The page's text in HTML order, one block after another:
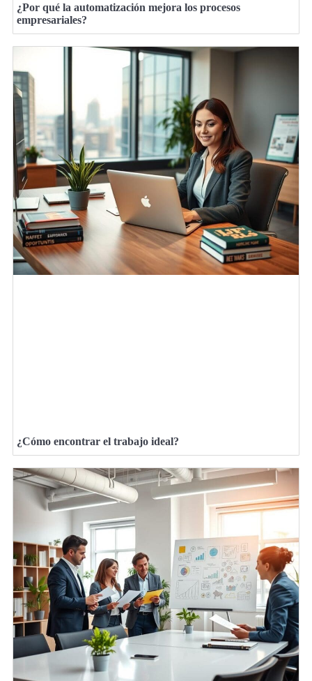
¿Por qué la automatización mejora los procesos
empresariales?
¿Cómo encontrar el trabajo ideal?